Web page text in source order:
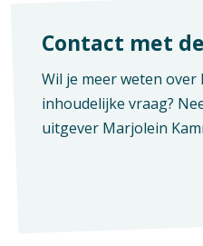
Contact met
Wil je meer weten over
inhoudelijke vraag?
uitgever Marjolein